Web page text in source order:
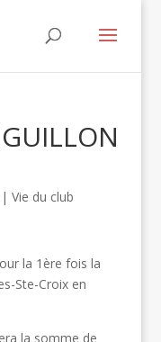
| Vie du club
la 1ère fois la
Ste-Croix en
la somme de